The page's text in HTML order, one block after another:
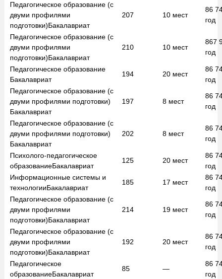
Педагогическое образование (с
двуми профилями
подготовки)Бакалавриат
207 10 мест
86
год
Педагогическое образование (с
двуми профилями
подготовки)Бакалавриат
210 10 мест
867
год
Педагогическое образование
Бакалавриат
194 20 мест
86
год
Педагогическое образование (с
двуми профилями подготовки)
Бакалавриат
197 8 мест
86
год
Педагогическое образование (с
двуми профилями подготовки)
Бакалавриат
202 8 мест
86
год
Психолого-педагогическое
образованиеБакалавриат
125 20 мест
86
год
Информационные системы и
технологииБакалавриат
185 17 мест
86
год
Педагогическое образование (с
двуми профилями
подготовки)Бакалавриат
214 19 мест
86
год
Педагогическое образование (с
двуми профилями
подготовки)Бакалавриат
192 20 мест
86
год
Педагогическое
образованиеБакалавриат
85 —
86
год